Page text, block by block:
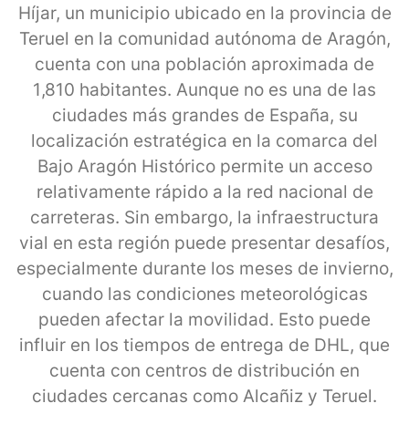
Híjar, un municipio ubicado en la provincia de
Teruel en la comunidad autónoma de Aragón,
cuenta con una población aproximada de
1,810 habitantes. Aunque no es una de las
ciudades más grandes de España, su
localización estratégica en la comarca del
Bajo Aragón Histórico permite un acceso
relativamente rápido a la red nacional de
carreteras. Sin embargo, la infraestructura
vial en esta región puede presentar desafíos,
especialmente durante los meses de invierno,
cuando las condiciones meteorológicas
pueden afectar la movilidad. Esto puede
influir en los tiempos de entrega de DHL, que
cuenta con centros de distribución en
ciudades cercanas como Alcañiz y Teruel.